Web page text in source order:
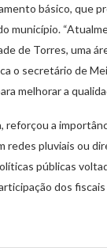
básico, que
município.
de Torres, uma
o secretário de
melhorar a
reforçou a
pluviais ou
públicas
dos